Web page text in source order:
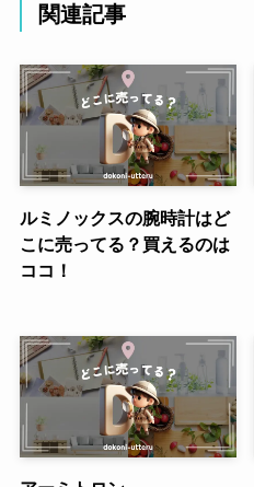
関連記事
ルミノックスの腕時計はど
こに売ってる？買えるのは
ココ！